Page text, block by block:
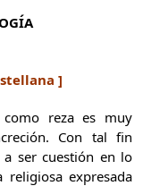
]
reza es muy
Con tal fin
ser cuestión en lo
expresada